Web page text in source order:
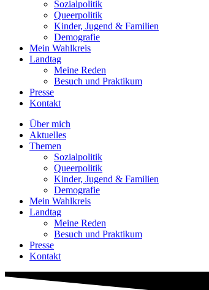
Sozialpolitik
Queerpolitik
Kinder, Jugend & Familien
Demografie
Mein Wahlkreis
Landtag
Meine Reden
Besuch und Praktikum
Presse
Kontakt
Über mich
Aktuelles
Themen
Sozialpolitik
Queerpolitik
Kinder, Jugend & Familien
Demografie
Mein Wahlkreis
Landtag
Meine Reden
Besuch und Praktikum
Presse
Kontakt